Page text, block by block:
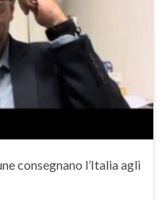
consegnano l’Italia agli